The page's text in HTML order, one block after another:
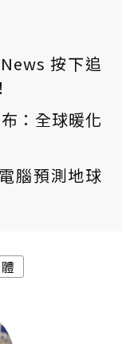
按下追
：全球暖化
腦預測地球